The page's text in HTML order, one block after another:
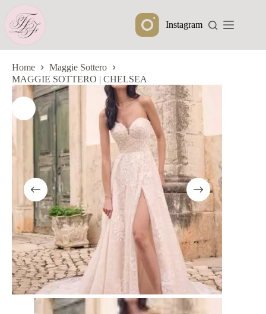
naar
inhoud
Instagram
Home
Maggie Sottero
MAGGIE SOTTERO | CHELSEA